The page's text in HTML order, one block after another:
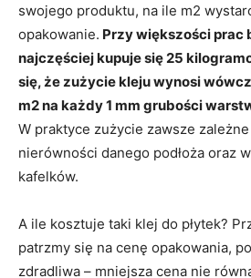
swojego produktu, na ile m2
opakowanie. Przy większości prac
najczęściej kupuje się 25
się, że zużycie kleju wynosi
m2 na każdy 1 mm grubości
W praktyce zużycie zawsze
nierówności danego podłoża oraz
kafelków.
A ile kosztuje taki klej do płytek?
patrzmy się na cenę opakowania,
zdradliwa – mniejsza cena nie